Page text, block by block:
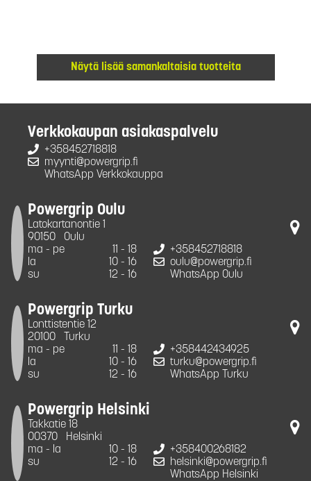
Näytä lisää samankaltaisia tuotteita
Verkkokaupan asiakaspalvelu
+358452718818
myynti@powergrip.fi
WhatsApp Verkkokauppa
Powergrip Oulu
Latokartanontie 1
90150
Oulu
ma - pe
11 - 18
la
10 - 16
su
12 - 16
+358452718818
oulu@powergrip.fi
WhatsApp Oulu
Powergrip Turku
Lonttistentie 12
20100
Turku
ma - pe
11 - 18
la
10 - 16
su
12 - 16
+358442434925
turku@powergrip.fi
WhatsApp Turku
Powergrip Helsinki
Takkatie 18
00370
Helsinki
ma - la
10 - 18
su
12 - 16
+358400268182
helsinki@powergrip.fi
WhatsApp Helsinki